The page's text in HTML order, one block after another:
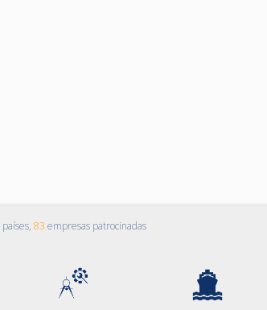
países, 83 empresas patrocinadas